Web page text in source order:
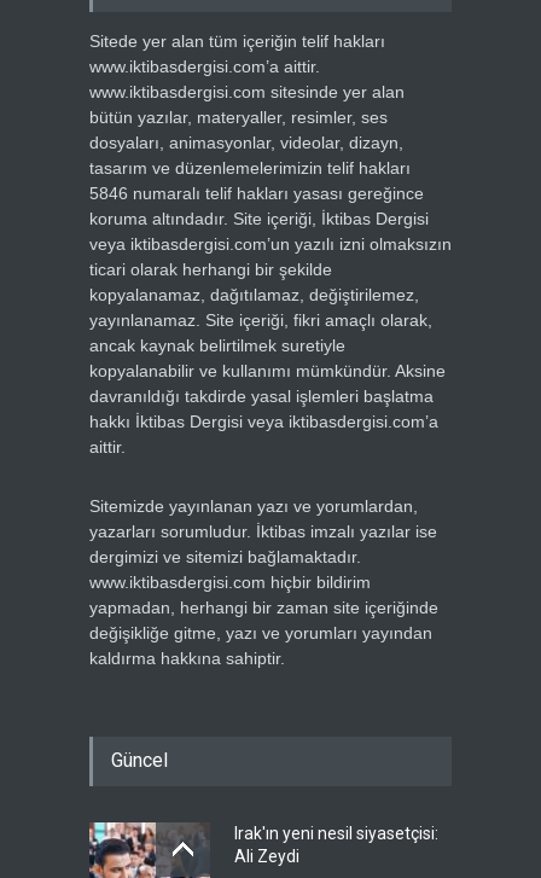
Sitede yer alan tüm içeriğin telif hakları
www.iktibasdergisi.com’a aittir.
www.iktibasdergisi.com sitesinde yer alan
bütün yazılar, materyaller, resimler, ses
dosyaları, animasyonlar, videolar, dizayn,
tasarım ve düzenlemelerimizin telif hakları
5846 numaralı telif hakları yasası gereğince
koruma altındadır. Site içeriği, İktibas Dergisi
veya iktibasdergisi.com’un yazılı izni olmaksızın
ticari olarak herhangi bir şekilde
kopyalanamaz, dağıtılamaz, değiştirilemez,
yayınlanamaz. Site içeriği, fikri amaçlı olarak,
ancak kaynak belirtilmek suretiyle
kopyalanabilir ve kullanımı mümkündür. Aksine
davranıldığı takdirde yasal işlemleri başlatma
hakkı İktibas Dergisi veya iktibasdergisi.com’a
aittir.
Sitemizde yayınlanan yazı ve yorumlardan,
yazarları sorumludur. İktibas imzalı yazılar ise
dergimizi ve sitemizi bağlamaktadır.
www.iktibasdergisi.com hiçbir bildirim
yapmadan, herhangi bir zaman site içeriğinde
değişikliğe gitme, yazı ve yorumları yayından
kaldırma hakkına sahiptir.
Güncel
Irak'ın yeni nesil siyasetçisi:
Ali Zeydi